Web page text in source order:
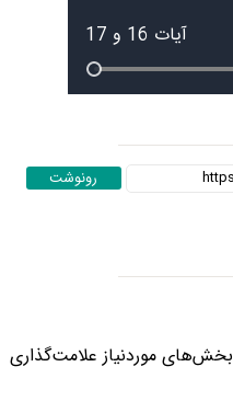
رونوشت
بخش‌های موردنیاز علامت‌گذاری